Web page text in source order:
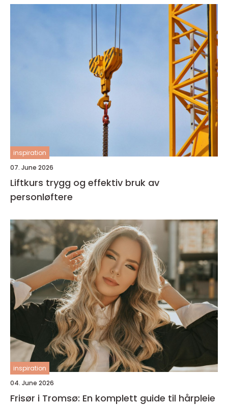
inspiration
07. June 2026
Liftkurs trygg og effektiv bruk av
personløftere
inspiration
04. June 2026
Frisør i Tromsø: En komplett guide til hårpleie